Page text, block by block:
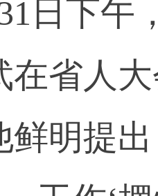
下午，
在省人
鲜明提